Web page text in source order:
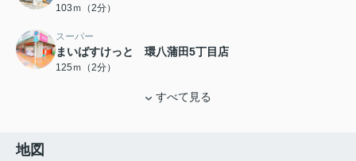
103ｍ（2分）
スーパー
まいばすけっと 環八蒲田5丁目店
125ｍ（2分）
すべて見る
地図